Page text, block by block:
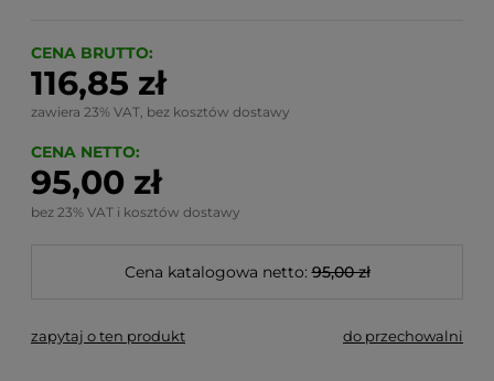
CENA BRUTTO:
116,85 zł
zawiera 23% VAT, bez kosztów dostawy
CENA NETTO:
95,00 zł
bez 23% VAT i kosztów dostawy
Cena katalogowa netto: 95,00 zł
zapytaj o ten produkt do przechowalni